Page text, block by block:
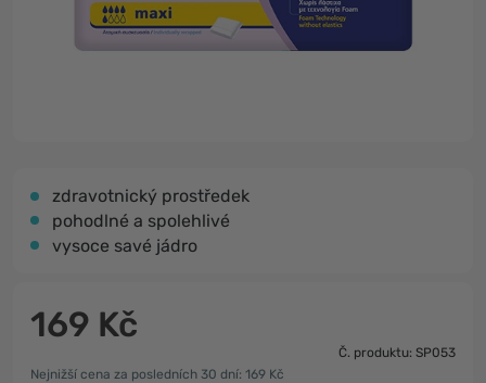
zdravotnický prostředek
pohodlné a spolehlivé
vysoce savé jádro
169 Kč
Č. produktu: SP053
Nejnižší cena za posledních 30 dní: 169 Kč